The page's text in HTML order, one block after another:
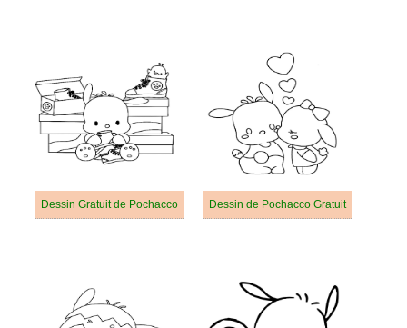
Dessin Gratuit de Pochacco Dessin de Pochacco Gratuit